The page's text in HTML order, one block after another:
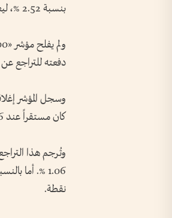
بنسبة 2.52 %، ليعزز بذلك مكاسبه في المناطق الخضراء.
دفعته للتراجع
كان مستقراً عند 7,580.06 نقطة.
نقطة.